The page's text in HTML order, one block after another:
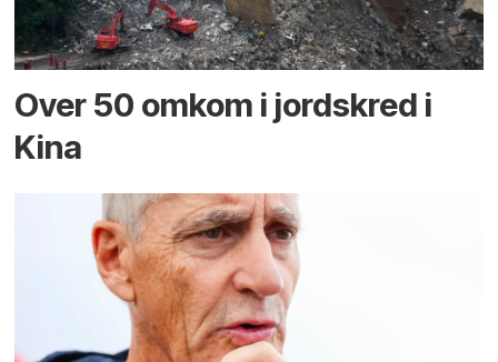
Over 50 omkom i jord­skred i
Kina